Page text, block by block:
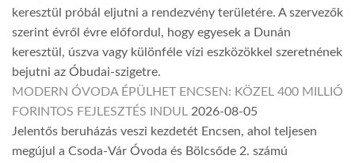
keresztül próbál eljutni a rendezvény területére. A szervezők
szerint évről évre előfordul, hogy egyesek a Dunán
keresztül, úszva vagy különféle vízi eszközökkel szeretnének
bejutni az Óbudai-szigetre.
MODERN ÓVODA ÉPÜLHET ENCSEN: KÖZEL 400 MILLIÓ
FORINTOS FEJLESZTÉS INDUL 2026-08-05
Jelentős beruházás veszi kezdetét Encsen, ahol teljesen
megújul a Csoda-Vár Óvoda és Bölcsőde 2. számú